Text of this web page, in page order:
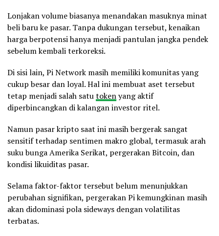
Lonjakan volume biasanya menandakan masuknya minat
beli baru ke pasar. Tanpa dukungan tersebut, kenaikan
harga berpotensi hanya menjadi pantulan jangka pendek
sebelum kembali terkoreksi.
Di sisi lain, Pi Network masih memiliki komunitas yang
cukup besar dan loyal. Hal ini membuat aset tersebut
tetap menjadi salah satutokenyang aktif
diperbincangkan di kalangan investor ritel.
Namun pasar kripto saat ini masih bergerak sangat
sensitif terhadap sentimen makro global, termasuk arah
suku bunga Amerika Serikat, pergerakan Bitcoin, dan
kondisi likuiditas pasar.
Selama faktor-faktor tersebut belum menunjukkan
perubahan signifikan, pergerakan Pi kemungkinan masih
akan didominasi pola sideways dengan volatilitas
terbatas.